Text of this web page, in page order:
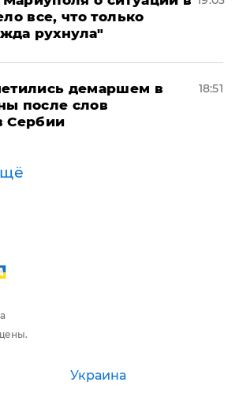
все, что только
рухнула"
демаршем в
после слов
Сербии
18:51
Украина